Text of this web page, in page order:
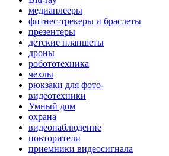
медиаплееры
фитнес-трекеры и браслеты
презентеры
детские планшеты
дроны
робототехника
чехлы
рюкзаки для фото-
видеотехники
Умный дом
охрана
видеонаблюдение
повторители
приемники видеосигнала